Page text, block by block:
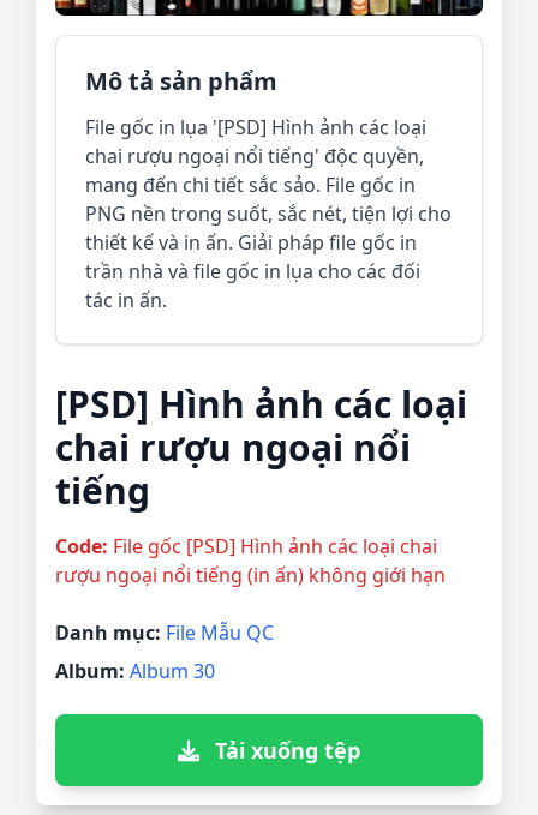
Mô tả sản phẩm
File gốc in lụa '[PSD] Hình ảnh các loại
chai rượu ngoại nổi tiếng' độc quyền,
mang đến chi tiết sắc sảo. File gốc in
PNG nền trong suốt, sắc nét, tiện lợi cho
thiết kế và in ấn. Giải pháp file gốc in
trần nhà và file gốc in lụa cho các đối
tác in ấn.
[PSD] Hình ảnh các loại
chai rượu ngoại nổi
tiếng
Code: File gốc [PSD] Hình ảnh các loại chai
rượu ngoại nổi tiếng (in ấn) không giới hạn
Danh mục: File Mẫu QC
Album: Album 30
Tải xuống tệp